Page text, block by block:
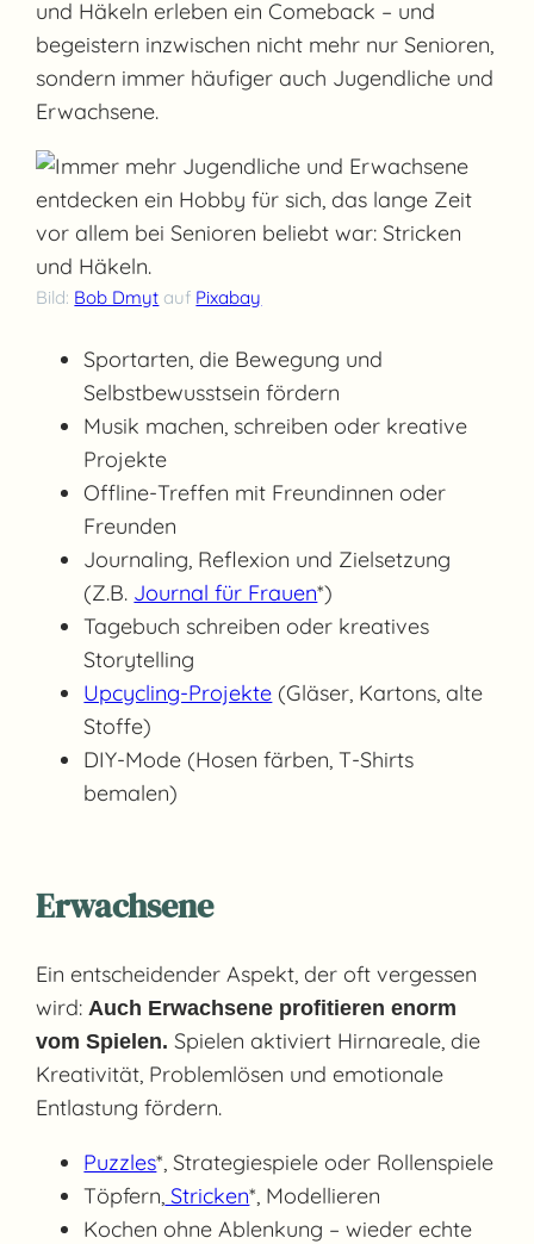
und Häkeln erleben ein Comeback – und
begeistern inzwischen nicht mehr nur Senioren,
sondern immer häufiger auch Jugendliche und
Erwachsene.
Bild: Bob Dmyt auf Pixabay
Sportarten, die Bewegung und
Selbstbewusstsein fördern
Musik machen, schreiben oder kreative
Projekte
Offline-Treffen mit Freundinnen oder
Freunden
Journaling, Reflexion und Zielsetzung
(Z.B. Journal für Frauen*)
Tagebuch schreiben oder kreatives
Storytelling
Upcycling-Projekte (Gläser, Kartons, alte
Stoffe)
DIY-Mode (Hosen färben, T-Shirts
bemalen)
Erwachsene
Ein entscheidender Aspekt, der oft vergessen
wird:Auch Erwachsene profitieren enorm
vom Spielen. Spielen aktiviert Hirnareale, die
Kreativität, Problemlösen und emotionale
Entlastung fördern.
Puzzles*, Strategiespiele oder Rollenspiele
Töpfern, Stricken*, Modellieren
Kochen ohne Ablenkung – wieder echte